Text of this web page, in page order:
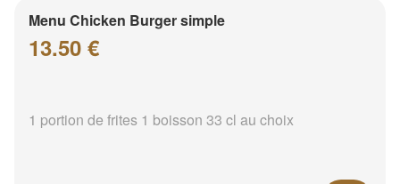
Menu Chicken Burger simple
13.50 €
1 portion de frites 1 boisson 33 cl au choix